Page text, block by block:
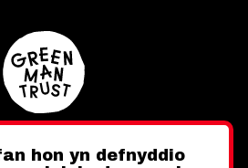
hon yn defnyddio